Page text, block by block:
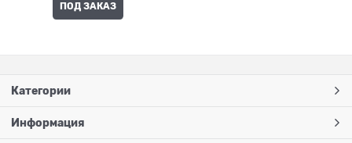
ПОД ЗАКАЗ
Категории
Информация